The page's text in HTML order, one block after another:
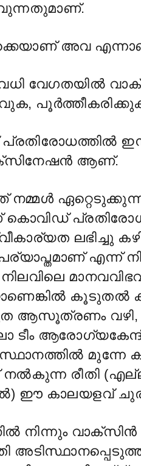
അവ
വേഗതയിൽ
ആണ്.
കൊവിഡ്
ലഭിച്ചു
കൂടുതൽ
ആസൂത്രണം
ടീം
മുന്നേ
നൽകുന്ന രീതി
ഈ കാലയളവ്
നിന്നും